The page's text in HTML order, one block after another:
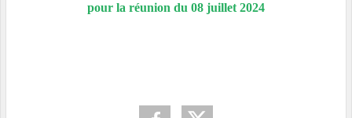
pour la réunion du 08 juillet 2024